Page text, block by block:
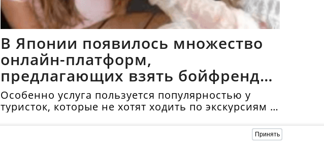
В Японии появилось множество
онлайн-платформ,
предлагающих взять бойфрендов
напрокат
Особенно услуга пользуется популярностью у
туристок, которые не хотят ходить по экскурсиям и
одиночестве. Аренда бойфренда стоит в среднемПринять